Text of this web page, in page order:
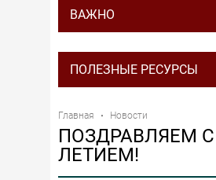
Главная Новости
ПОЗДРАВЛЯЕМ С
ЛЕТИЕМ!
ВАЖНО
ПОЛЕЗНЫЕ РЕСУРСЫ